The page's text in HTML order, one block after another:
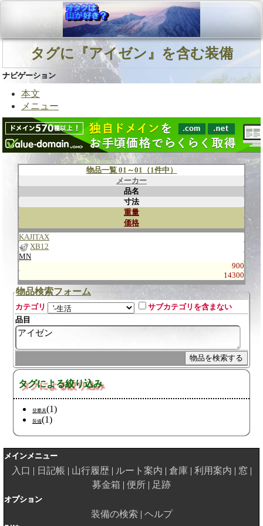
タグに『アイゼン』を含む装備
ナビゲーション
本文
メニュー
物品一覧 01～01（1件中）
メーカー
品名
寸法
重量
価格
KAJITAX
XB12
MN
900
14300
物品検索フォーム
カテゴリ
サブカテゴリを含まない
品目
タグによる絞り込み
登攀具(1)
装備(1)
メインメニュー
入口 日記帳 山行履歴 ルート案内 倉庫 利用案内
窓
募金箱
便所 足跡
オプション
装備の検索 ヘルプ